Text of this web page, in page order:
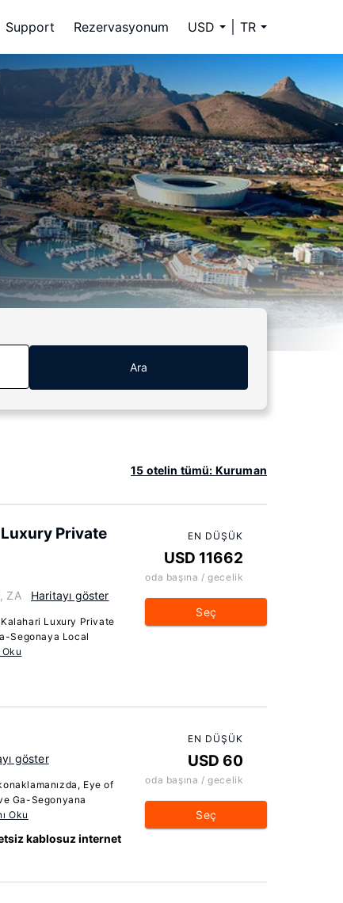
Support Rezervasyonum USD TR
Ara
15 otelin tümü: Kuruman
Private
ZA Haritayı göster
Luxury Private
Segonaya Local
Oku
EN DÜŞÜK
USD 11662
oda başına / gecelik
Seç
göster
Eye of
Ga-Segonyana
Oku
kablosuz internet
EN DÜŞÜK
USD 60
oda başına / gecelik
Seç